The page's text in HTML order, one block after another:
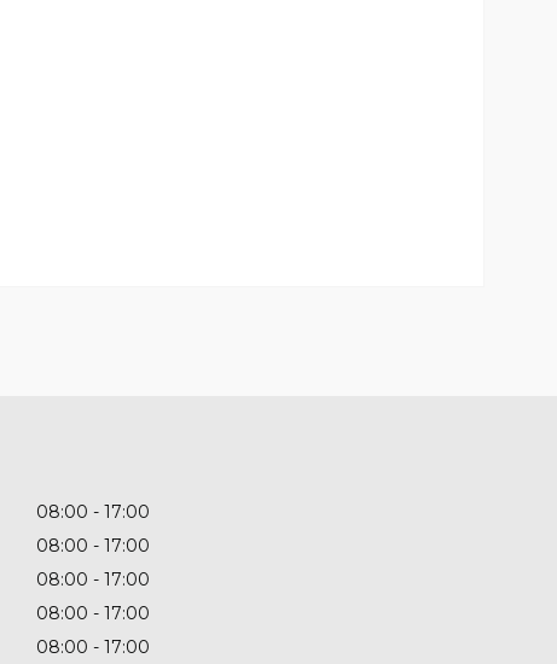
08:00
17:00
08:00
17:00
08:00
17:00
08:00
17:00
08:00 17:00